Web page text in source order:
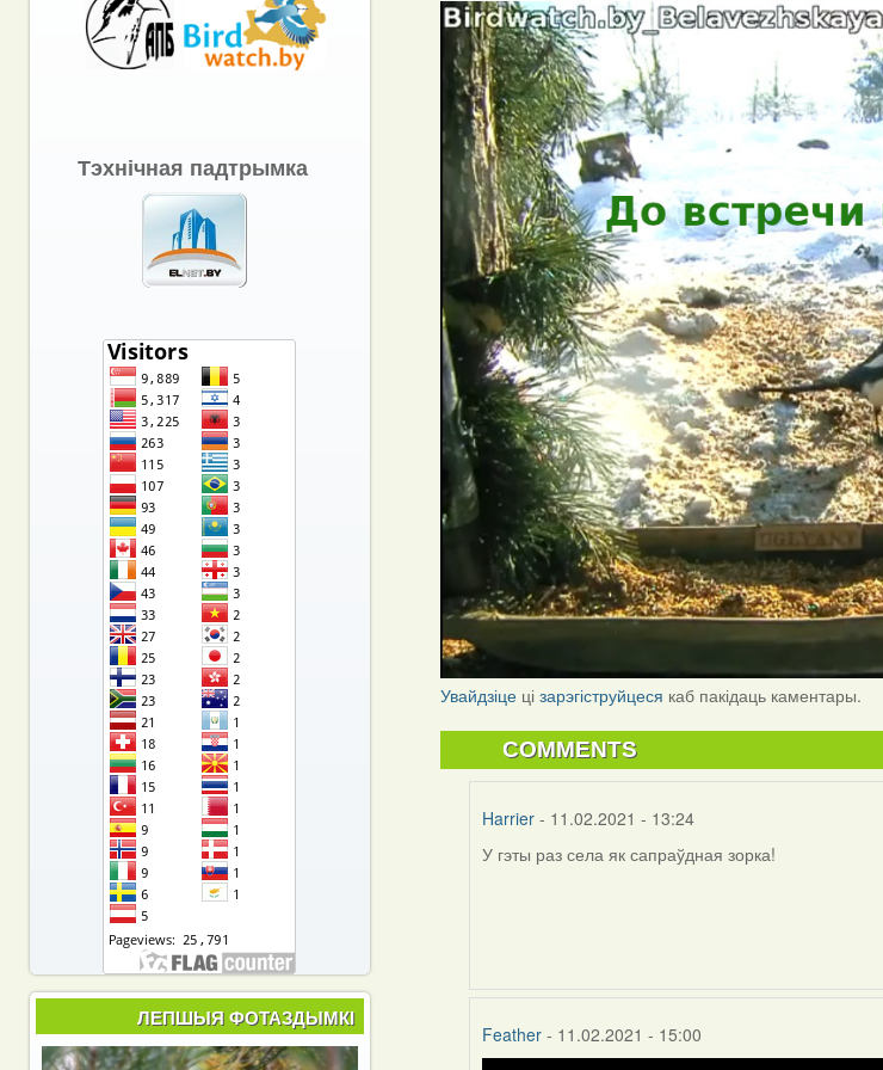
Увайдзіце цізарэгіструйцеся каб пакідаць каментары.
COMMENTS
Harrier- 11.02.2021 - 13:24
In
У гэты раз села як сапраўдная зорка!
Feather- 11.02.2021 - 15:00
Тэхнічная падтрымка
ЛЕПШЫЯ ФОТАЗДЫМКІ